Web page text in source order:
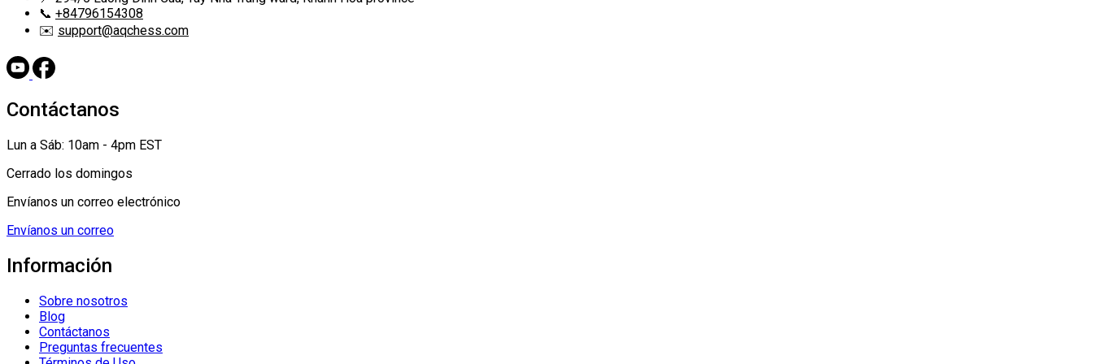
📞 +84796154308
✉️ support@aqchess.com
Contáctanos
Lun a Sáb: 10am - 4pm EST
Cerrado los domingos
Envíanos un correo electrónico
Envíanos un correo
Información
Sobre nosotros
Blog
Contáctanos
Preguntas frecuentes